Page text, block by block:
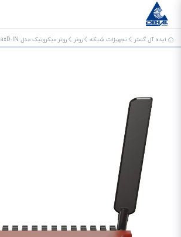
ایده آل گستر تجهیزات شبکه روتر روتر میکروتیک مدل L009UiGS-2HaxD-IN